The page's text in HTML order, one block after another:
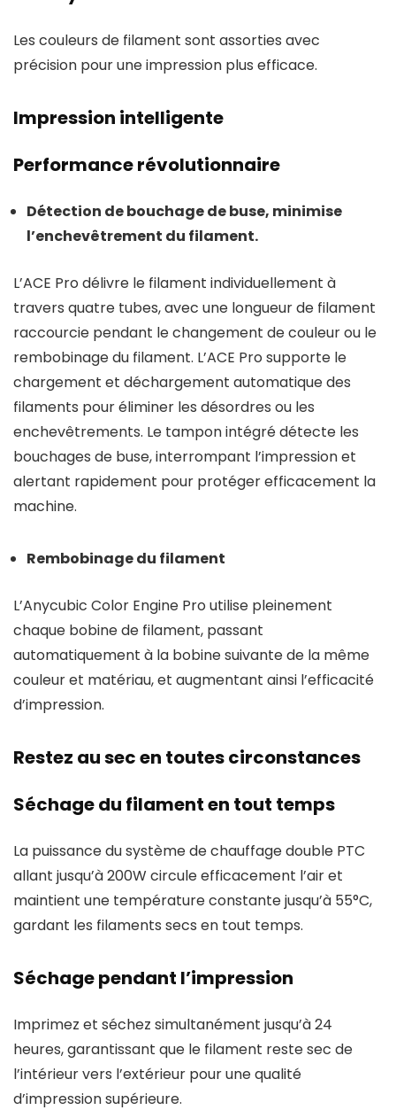
Les couleurs de filament sont assorties avec
précision pour une impression plus efficace.
Impression intelligente
Performance révolutionnaire
Détection de bouchage de buse, minimise
l’enchevêtrement du filament.
L’ACE Pro délivre le filament individuellement à
travers quatre tubes, avec une longueur de filament
raccourcie pendant le changement de couleur ou le
rembobinage du filament. L’ACE Pro supporte le
chargement et déchargement automatique des
filaments pour éliminer les désordres ou les
enchevêtrements. Le tampon intégré détecte les
bouchages de buse, interrompant l’impression et
alertant rapidement pour protéger efficacement la
machine.
Rembobinage du filament
L’Anycubic Color Engine Pro utilise pleinement
chaque bobine de filament, passant
automatiquement à la bobine suivante de la même
couleur et matériau, et augmentant ainsi l’efficacité
d’impression.
Restez au sec en toutes circonstances
Séchage du filament en tout temps
La puissance du système de chauffage double PTC
allant jusqu’à 200W circule efficacement l’air et
maintient une température constante jusqu’à 55°C,
gardant les filaments secs en tout temps.
Séchage pendant l’impression
Imprimez et séchez simultanément jusqu’à 24
heures, garantissant que le filament reste sec de
l’intérieur vers l’extérieur pour une qualité
d’impression supérieure.